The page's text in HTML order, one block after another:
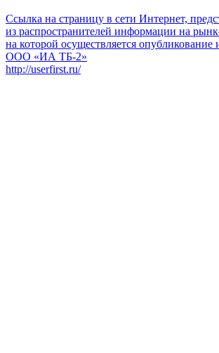
Ссылка на страницу в сети Интернет,
из распространителей информации на
на которой осуществляется
ООО «ИА ТБ-2»
http://userfirst.ru/